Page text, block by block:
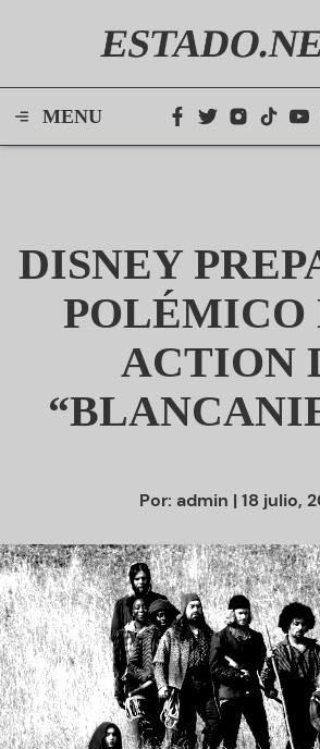
MENU
DISNEY
ACTION
Por: admin | 18 julio,